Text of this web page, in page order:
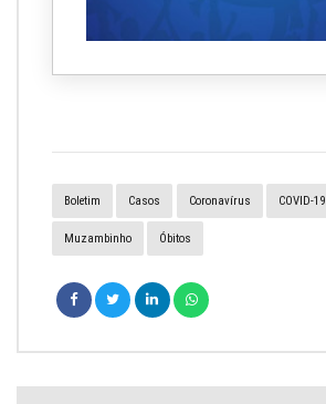
Boletim Casos Coronavírus COVID-19
Muzambinho Óbitos